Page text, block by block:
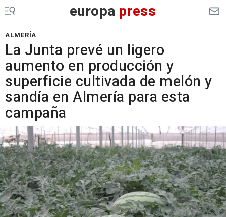
europa press
ALMERÍA
La Junta prevé un ligero
aumento en producción y
superficie cultivada de melón y
sandía en Almería para esta
campaña